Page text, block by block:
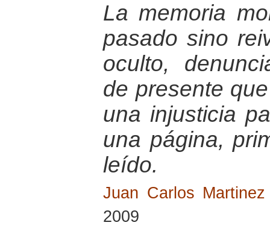
La memoria
pasado sino
oculto,
de presente
una injusticia
una página,
leído.
Juan Carlos Martinez
2009